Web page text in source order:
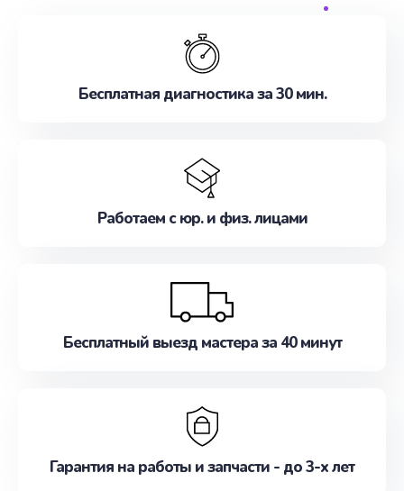
обслуживание, удовлетворяя их потребности
наилучшим образом. Не медлите записаться на
Бесплатная диагностика за 30 мин.
Работаем с юр. и физ. лицами
Бесплатный выезд мастера за 40 минут
Гарантия на работы и запчасти - до 3-х лет